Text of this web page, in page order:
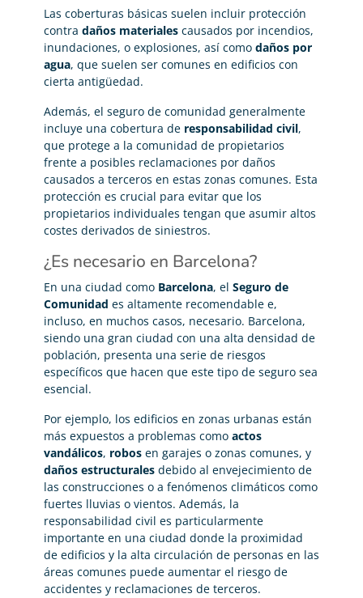
Las coberturas básicas suelen incluir protección
contra daños materiales causados por incendios,
inundaciones, o explosiones, así como daños por
agua, que suelen ser comunes en edificios con
cierta antigüedad.
Además, el seguro de comunidad generalmente
incluye una cobertura de responsabilidad civil,
que protege a la comunidad de propietarios
frente a posibles reclamaciones por daños
causados a terceros en estas zonas comunes. Esta
protección es crucial para evitar que los
propietarios individuales tengan que asumir altos
costes derivados de siniestros.
¿Es necesario en Barcelona?
En una ciudad como Barcelona, el Seguro de
Comunidad es altamente recomendable e,
incluso, en muchos casos, necesario. Barcelona,
siendo una gran ciudad con una alta densidad de
población, presenta una serie de riesgos
específicos que hacen que este tipo de seguro sea
esencial.
Por ejemplo, los edificios en zonas urbanas están
más expuestos a problemas como actos
vandálicos, robos en garajes o zonas comunes, y
daños estructurales debido al envejecimiento de
las construcciones o a fenómenos climáticos como
fuertes lluvias o vientos. Además, la
responsabilidad civil es particularmente
importante en una ciudad donde la proximidad
de edificios y la alta circulación de personas en las
áreas comunes puede aumentar el riesgo de
accidentes y reclamaciones de terceros.